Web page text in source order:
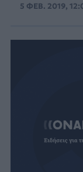
5 ΦΕΒ. 2019,